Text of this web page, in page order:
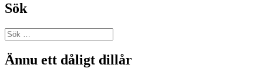
Sök
Sök
efter:
Ännu ett dåligt dillår